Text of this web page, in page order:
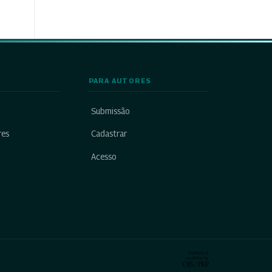
PARA AUTORES
Submissão
Cadastrar
Acesso